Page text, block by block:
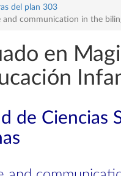
del plan 303
and communication in the
en
de Ciencias